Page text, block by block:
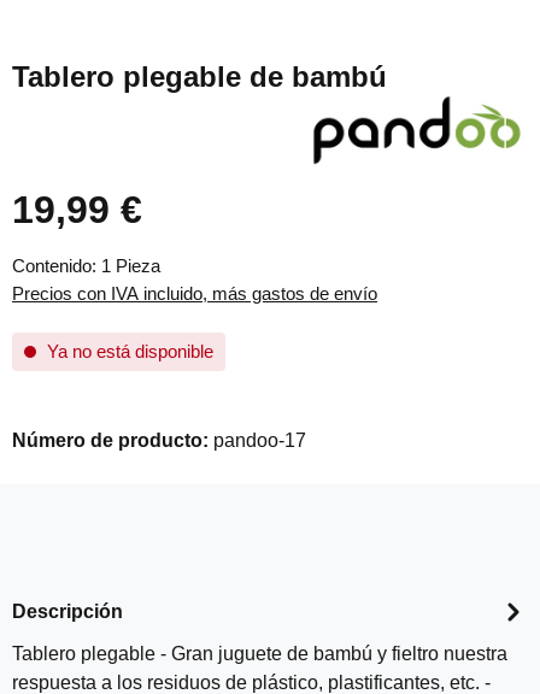
Tablero plegable de bambú
Precio normal:
19,99 €
Contenido: 1 Pieza
Precios con IVA incluido, más gastos de envío
Ya no está disponible
Número de producto: pandoo-17
Descripción
Tablero plegable - Gran juguete de bambú y fieltro nuestra
respuesta a los residuos de plástico, plastificantes, etc. -